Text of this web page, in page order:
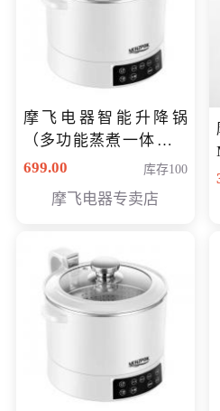
摩飞电器智能升降锅
（多功能蒸煮一体锅）
（智能升降养生锅） 会
699.00 库存100
摩飞电器专卖店